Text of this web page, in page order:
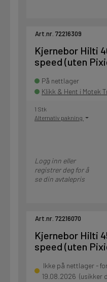
Art.nr. 72216309
Kjernebor Hilti
speed (uten
På nettlager
Klikk & Hent i Motek
1 Stk
Alternativ pakning
Logg inn eller
registrer deg for å
se din avtalepris
Art.nr. 72216070
Kjernebor Hilti
speed (uten
Ikke på nettlager -
19.08.2026 (usikker